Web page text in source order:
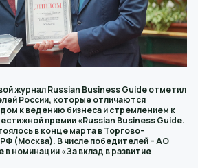
журнал Russian Business Guide отметил
России, которые отличаются
к ведению бизнеса и стремлением к
премии «Russian Business Guide.
в конце марта в Торгово-
(Москва). В числе победителей – АО
номинации «За вклад в развитие